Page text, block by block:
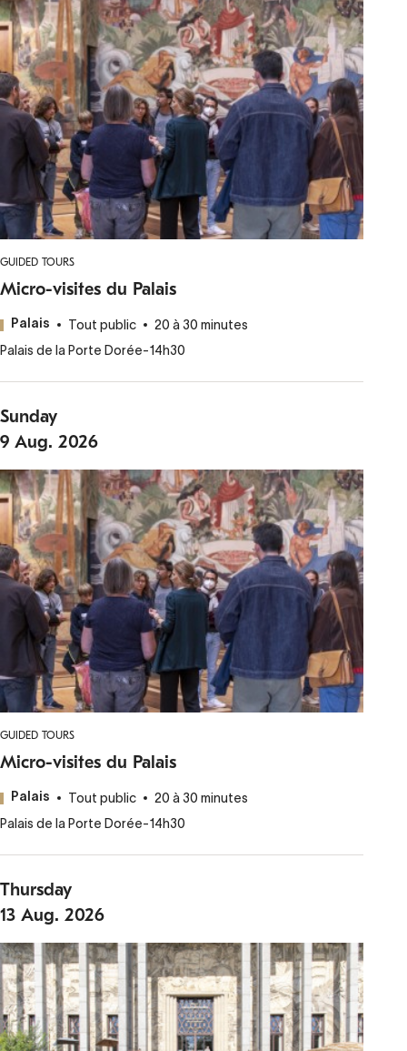
GUIDED TOURS
Micro-visites du Palais
Palais Tout public
20 à 30 minutes
Palais de la Porte Dorée-14h30
Sunday
9 Aug. 2026
GUIDED TOURS
Micro-visites du Palais
Palais Tout public
20 à 30 minutes
Palais de la Porte Dorée-14h30
Thursday
13 Aug. 2026